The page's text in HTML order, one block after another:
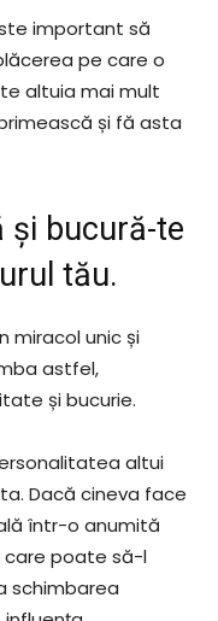
important să
pe care o
altuia mai mult
și fă asta
și bucură-te
tău.
miracol unic și
astfel,
și bucurie.
altui
Dacă cineva face
într-o anumită
care poate să-l
schimbarea